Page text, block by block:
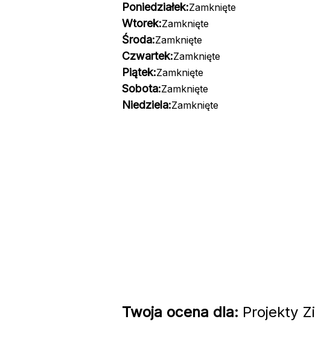
Poniedziałek:Zamknięte
Wtorek:Zamknięte
Środa:Zamknięte
Czwartek:Zamknięte
Piątek:Zamknięte
Sobota:Zamknięte
Niedziela:Zamknięte
Twoja ocena dla: Projekty